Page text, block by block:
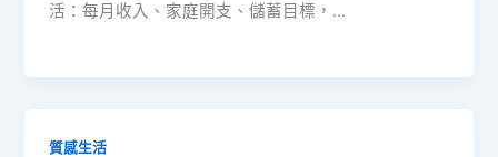
活：每月收入、家庭開支、儲蓄目標，…
質感生活